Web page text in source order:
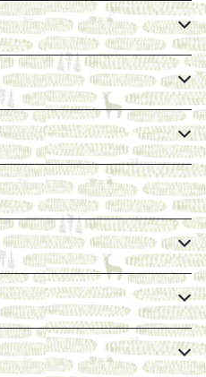
く売り続けたい一冊
を巡らせて